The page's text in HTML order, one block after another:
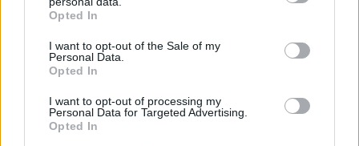
grant or deny consent to Google and its third-party tags to
use your data for below specified purposes in below Google
consent section.
Opted In
I want to opt-out of the Sale of my
Personal Data.
Opted In
I want to opt-out of processing my
Personal Data for Targeted Advertising.
Opted In
8. Νορβηγία - Kyle Alessandro - Lighter